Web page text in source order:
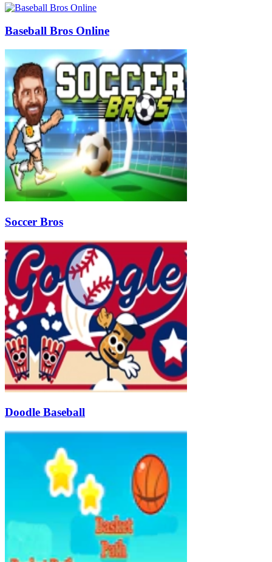
Baseball Bros Online
Soccer Bros
Doodle Baseball